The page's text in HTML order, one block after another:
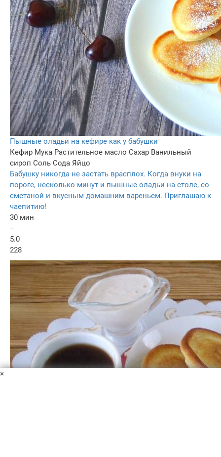
Пышные оладьи на кефире как у бабушки
Кефир Мука Растительное масло Сахар Ванильный
сироп Соль Сода Яйцо
Бабушку никогда не застать врасплох. Когда внуки на
пороге, несколько минут и пышные оладьи на столе, со
сметаной и вкусным домашним вареньем. Приглашаю к
чаепитию!
30 мин
–
5.0
228
×